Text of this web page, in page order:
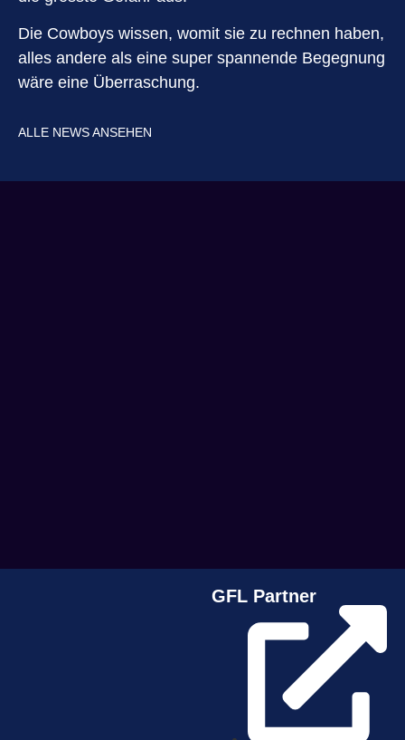
Die Cowboys wissen, womit sie zu rechnen haben,
alles andere als eine super spannende Begegnung
wäre eine Überraschung.
ALLE NEWS ANSEHEN
GFL Partner